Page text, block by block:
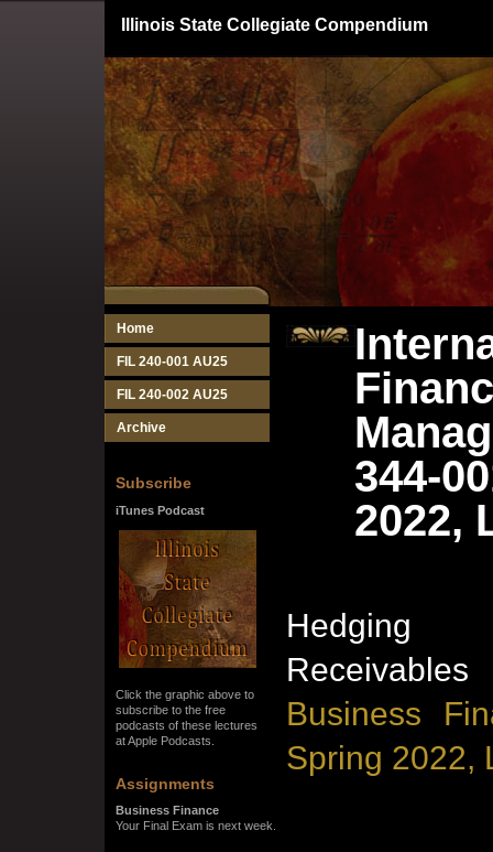
Illinois State Collegiate Compendium
Home
FIL 240-001 AU25
FIL 240-002 AU25
Archive
Subscribe
iTunes Podcast
Click the graphic above to
subscribe to the free
podcasts of these lectures
at Apple Podcasts.
Assignments
Business Finance
Your Final Exam is next week.
344-
2022,
Hedging
Receivables
Business
Spring 2022,